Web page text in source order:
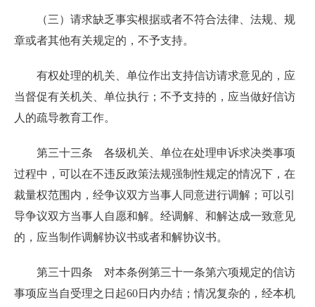
（三）请求缺乏事实根据或者不符合法律、法规、规
章或者其他有关规定的，不予支持。
有权处理的机关、单位作出支持信访请求意见的，应
当督促有关机关、单位执行；不予支持的，应当做好信访
人的疏导教育工作。
第三十三条 各级机关、单位在处理申诉求决类事项
过程中，可以在不违反政策法规强制性规定的情况下，在
裁量权范围内，经争议双方当事人同意进行调解；可以引
导争议双方当事人自愿和解。经调解、和解达成一致意见
的，应当制作调解协议书或者和解协议书。
第三十四条 对本条例第三十一条第六项规定的信访
事项应当自受理之日起60日内办结；情况复杂的，经本机